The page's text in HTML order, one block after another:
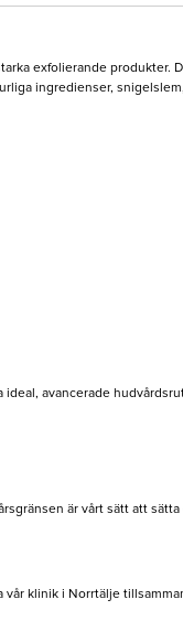
exfolierande produkter.
ingredienser,
avancerade
är vårt sätt att
klinik i Norrtälje